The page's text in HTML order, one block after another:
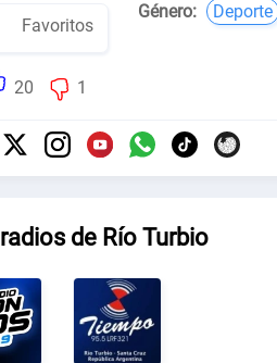
Favoritos
20 1
Género: Deporte
de Río Turbio